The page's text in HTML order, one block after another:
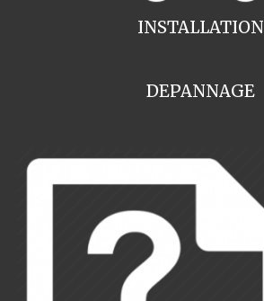
INSTALLATION
DEPANNAGE